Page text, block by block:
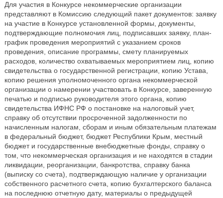
Для участия в Конкурсе некоммерческие организации
представляют в Комиссию следующий пакет документов: заявку
на участие в Конкурсе установленной формы, документы,
подтверждающие полномочия лиц, подписавших заявку, план-
график проведения мероприятий с указанием сроков
проведения, описание программы, смету планируемых
расходов, количество охватываемых мероприятием лиц, копию
свидетельства о государственной регистрации, копию Устава,
копию решения уполномоченного органа некоммерческой
организации о намерении участвовать в Конкурсе, заверенную
печатью и подписью руководителя этого органа, копию
свидетельства ИФНС РФ о постановке на налоговый учет,
справку об отсутствии просроченной задолженности по
начисленным налогам, сборам и иным обязательным платежам
в федеральный бюджет, бюджет Республики Крым, местный
бюджет и государственные внебюджетные фонды, справку о
том, что некоммерческая организация и не находятся в стадии
ликвидации, реорганизации, банкротства, справку банка
(выписку со счета), подтверждающую наличие у организации
собственного расчетного счета, копию бухгалтерского баланса
на последнюю отчетную дату, материалы о предыдущей